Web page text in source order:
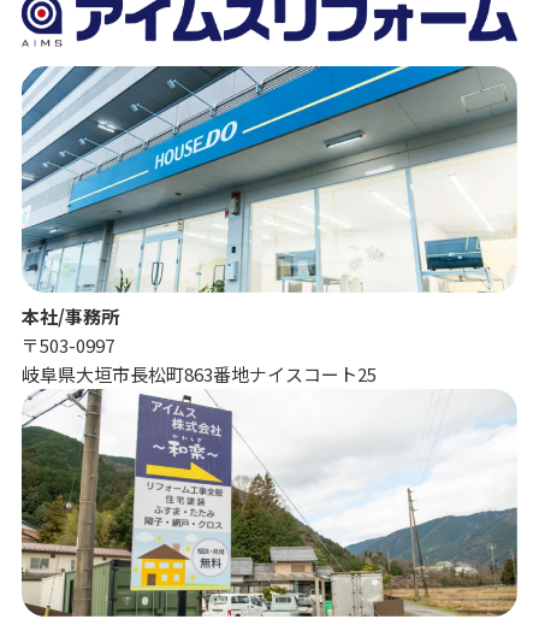
本社/事務所
〒503-0997
岐阜県大垣市長松町863番地ナイスコート25